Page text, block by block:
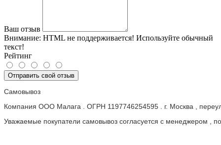
Ваш отзыв
Внимание: HTML не поддерживается! Используйте обычный
текст!
Рейтинг
Отправить свой отзыв
Самовывоз
Компания ООО Малага . ОГРН 1197746254595 . г. Москва ,
Уважаемые покупатели самовывоз согласуется с менеджером ,